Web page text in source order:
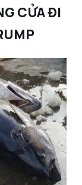
CỬA ĐI